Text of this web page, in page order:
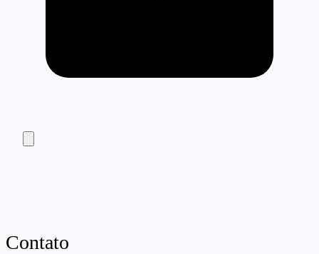
Contato